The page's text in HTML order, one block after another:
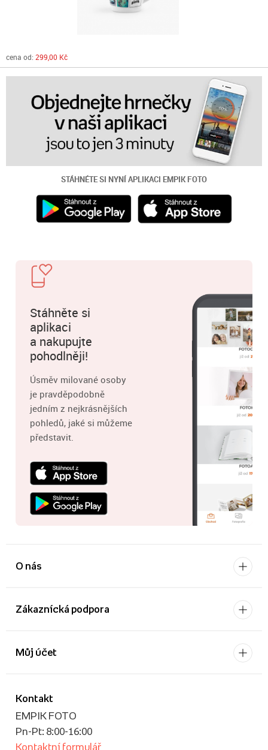
cena od: 299,00 Kč
STÁHNÉTE SI NYNÍ APLIKACI EMPIK FOTO
Stáhněte si
aplikaci
a nakupujte
pohodlněji!
Úsměv milované osoby
je pravděpodobně
jedním z nejkrásnějších
pohledů, jaké si můžeme
představit.
O nás
Zákaznícká podpora
Kontakt
EMPIK FOTO
Pn-Pt: 8:00-16:00
Kontaktní formulář
Můj účet